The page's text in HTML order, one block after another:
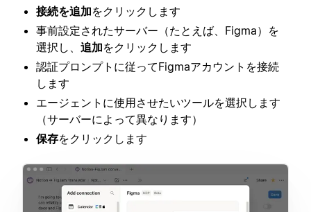
接続を追加をクリックします
事前設定されたサーバー（たとえば、Figma）を
選択し、 追加をクリックします
認証プロンプトに従ってFigmaアカウントを接続
します
エージェントに使用させたいツールを選択します
（サーバーによって異なります）
保存をクリックします